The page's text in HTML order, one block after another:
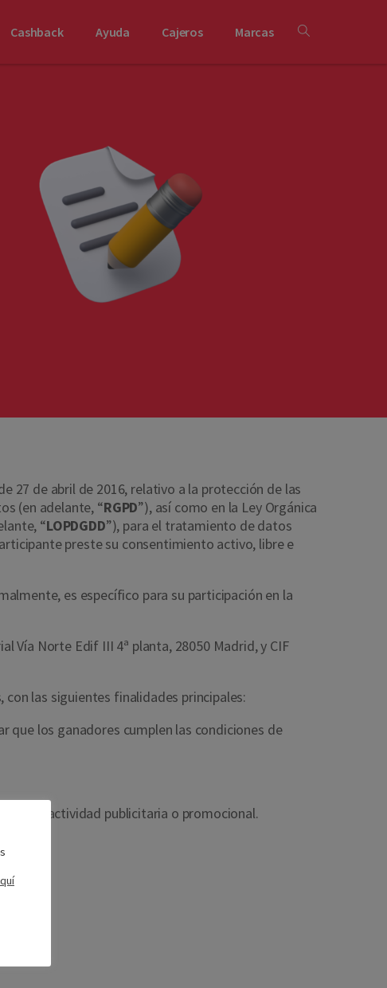
Cashback Ayuda Cajeros Marcas
27 de abril de 2016, relativo a la protección de las
(en adelante, “RGPD”), así como en la Ley Orgánica
“LOPDGDD”), para el tratamiento de datos
preste su consentimiento activo, libre e
es específico para su participación en la
Vía Norte Edif III 4ª planta, 28050 Madrid, y CIF
las siguientes finalidades principales:
que los ganadores cumplen las condiciones de
actividad publicitaria o promocional.